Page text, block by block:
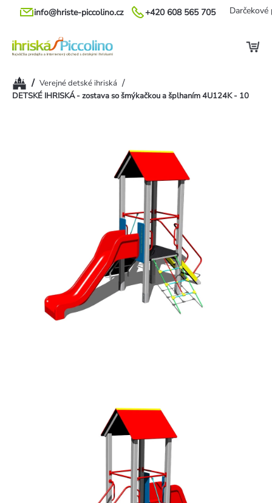
Prejsť
+420 608 565 705
info@hriste-piccolino.cz Darčekové
Domov
/ Verejné detské ihriská /
DETSKÉ IHRISKÁ - zostava so šmýkačkou a šplhaním 4U124K - 10